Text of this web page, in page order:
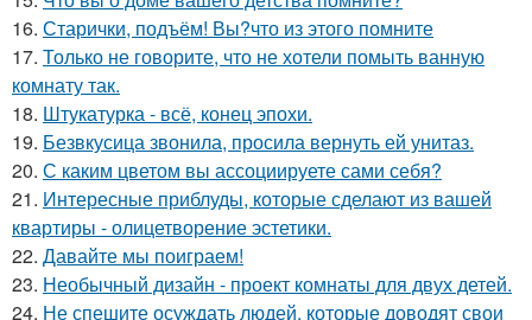
16. Старички, подъём! Вы?что из этого помните
17. Только не говорите, что не хотели помыть ванную
комнату так.
18. Штукатурка - всё, конец эпохи.
19. Безвкусица звонила, просила вернуть ей унитаз.
20. С каким цветом вы ассоциируете сами себя?
21. Интересные приблуды, которые сделают из вашей
квартиры - олицетворение эстетики.
22. Давайте мы поиграем!
23. Необычный дизайн - проект комнаты для двух детей.
24. Не спешите осуждать людей, которые доводят свои